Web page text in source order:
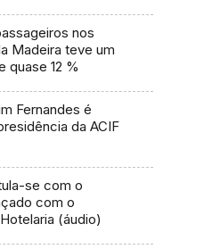
nos
Madeira teve um
quase 12 %
Fernandes é
da ACIF
se com o
com o
(áudio)